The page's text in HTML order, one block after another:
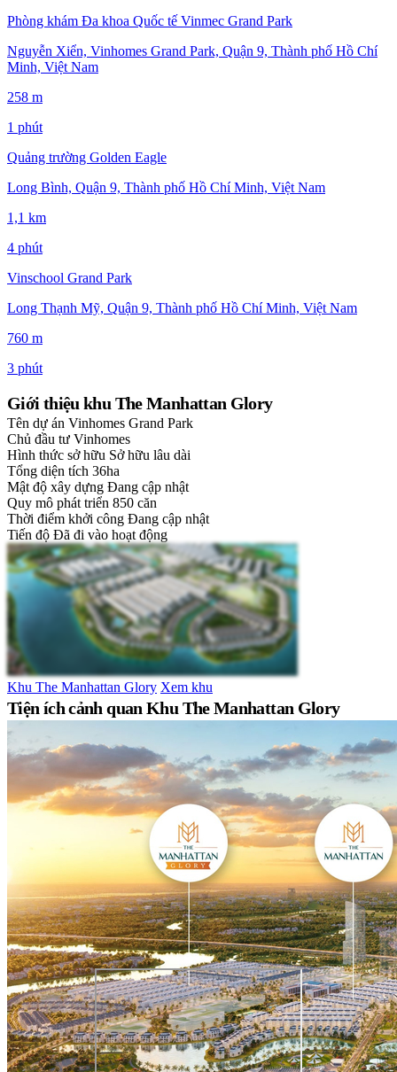
Phòng khám Đa khoa Quốc tế Vinmec Grand Park
Nguyễn Xiển, Vinhomes Grand Park, Quận 9, Thành phố Hồ Chí
Minh, Việt Nam
258 m
1 phút
Quảng trường Golden Eagle
Long Bình, Quận 9, Thành phố Hồ Chí Minh, Việt Nam
1,1 km
4 phút
Vinschool Grand Park
Long Thạnh Mỹ, Quận 9, Thành phố Hồ Chí Minh, Việt Nam
760 m
3 phút
Giới thiệu khu The Manhattan Glory
Tên dự án Vinhomes Grand Park
Chủ đầu tư Vinhomes
Hình thức sở hữu Sở hữu lâu dài
Tổng diện tích 36ha
Mật độ xây dựng Đang cập nhật
Quy mô phát triển 850 căn
Thời điểm khởi công Đang cập nhật
Tiến độ Đã đi vào hoạt động
Khu The Manhattan Glory Xem khu
Tiện ích cảnh quan Khu The Manhattan Glory